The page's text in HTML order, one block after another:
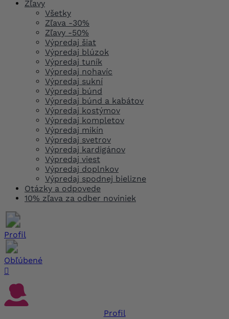
Zľavy
Všetky
Zľava -30%
Zľavy -50%
Výpredaj šiat
Výpredaj blúzok
Výpredaj tuník
Výpredaj nohavíc
Výpredaj sukní
Výpredaj búnd
Výpredaj búnd a kabátov
Výpredaj kostýmov
Výpredaj kompletov
Výpredaj mikín
Výpredaj svetrov
Výpredaj kardigánov
Výpredaj viest
Výpredaj doplnkov
Výpredaj spodnej bielizne
Otázky a odpovede
10% zľava za odber noviniek
Profil
Obľúbené

Profil